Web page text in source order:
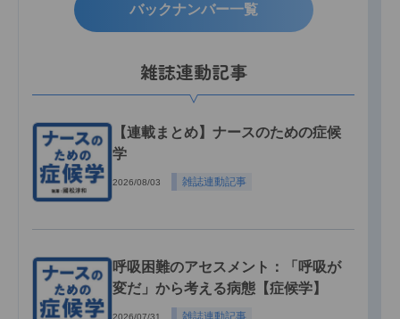
バックナンバー一覧
雑誌連動記事
【連載まとめ】ナースのための症候
学
2026/08/03 雑誌連動記事
呼吸困難のアセスメント：「呼吸が
変だ」から考える病態【症候学】
2026/07/31 雑誌連動記事